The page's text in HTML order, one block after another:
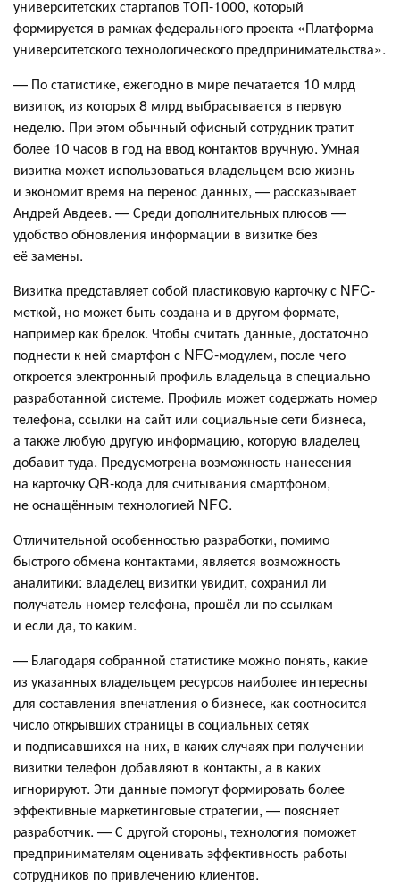
университетских стартапов ТОП-1000, который
формируется в рамках федерального проекта «Платформа
университетского технологического предпринимательства».
— По статистике, ежегодно в мире печатается 10 млрд
визиток, из которых 8 млрд выбрасывается в первую
неделю. При этом обычный офисный сотрудник тратит
более 10 часов в год на ввод контактов вручную. Умная
визитка может использоваться владельцем всю жизнь
и экономит время на перенос данных, — рассказывает
Андрей Авдеев. — Среди дополнительных плюсов —
удобство обновления информации в визитке без
её замены.
Визитка представляет собой пластиковую карточку с NFC-
меткой, но может быть создана и в другом формате,
например как брелок. Чтобы считать данные, достаточно
поднести к ней смартфон с NFC-модулем, после чего
откроется электронный профиль владельца в специально
разработанной системе. Профиль может содержать номер
телефона, ссылки на сайт или социальные сети бизнеса,
а также любую другую информацию, которую владелец
добавит туда. Предусмотрена возможность нанесения
на карточку QR-кода для считывания смартфоном,
не оснащённым технологией NFC.
Отличительной особенностью разработки, помимо
быстрого обмена контактами, является возможность
аналитики: владелец визитки увидит, сохранил ли
получатель номер телефона, прошёл ли по ссылкам
и если да, то каким.
— Благодаря собранной статистике можно понять, какие
из указанных владельцем ресурсов наиболее интересны
для составления впечатления о бизнесе, как соотносится
число открывших страницы в социальных сетях
и подписавшихся на них, в каких случаях при получении
визитки телефон добавляют в контакты, а в каких
игнорируют. Эти данные помогут формировать более
эффективные маркетинговые стратегии, — поясняет
разработчик. — С другой стороны, технология поможет
предпринимателям оценивать эффективность работы
сотрудников по привлечению клиентов.